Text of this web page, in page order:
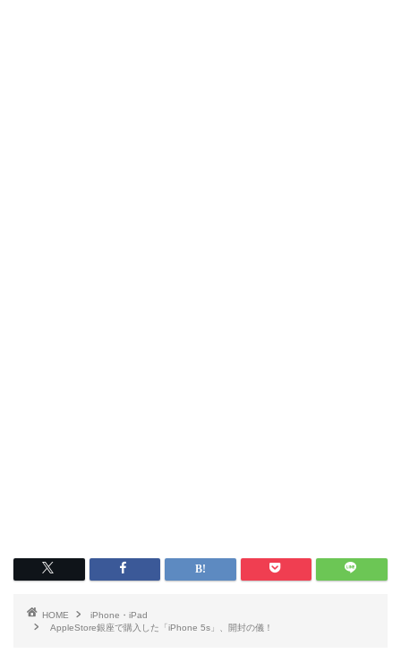
HOME
iPhone・iPad
AppleStore銀座で購入した「iPhone 5s」、開封の儀！